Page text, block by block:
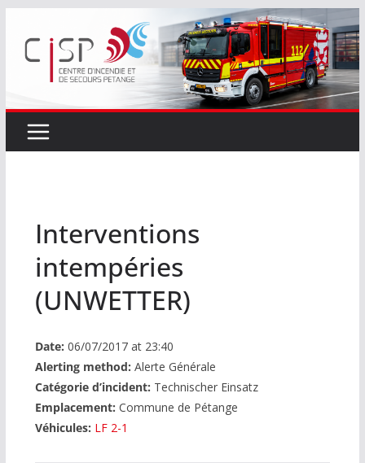
contenu
Interventions
intempéries
(UNWETTER)
Date: 06/07/2017 at 23:40
Alerting method: Alerte Générale
Catégorie d’incident: Technischer Einsatz
Emplacement: Commune de Pétange
Véhicules: LF 2-1